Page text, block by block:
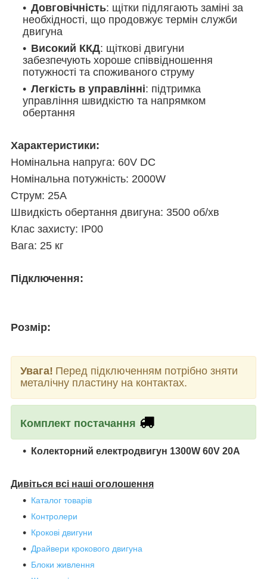
Довговічність: щітки підлягають заміні за
необхідності, що продовжує термін служби
двигуна
Високий ККД: щіткові двигуни
забезпечують хороше співвідношення
потужності та споживаного струму
Легкість в управлінні: підтримка
управління швидкістю та напрямком
обертання
Характеристики:
Номінальна напруга: 60V DC
Номінальна потужність: 2000W
Струм: 25A
Швидкість обертання двигуна: 3500 об/хв
Клас захисту: IP00
Вага: 25 кг
Підключення:
Розмір:
Увага! Перед підключенням потрібно зняти
металічну пластину на контактах.
Комплект постачання
Колекторний електродвигун 1300W 60V 20A
Дивіться всі наші оголошення
Каталог товарів
Контролери
Крокові двигуни
Драйвери крокового двигуна
Блоки живлення